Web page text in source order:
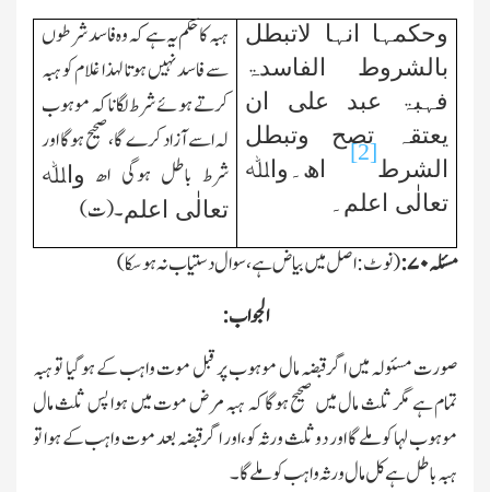
وحکمہا انہا لاتبطل
بالشروط الفاسدۃ
فہبۃ عبد علی ان
یعتقہ تصح وتبطل
الشرط
[2]
اھ۔واﷲ
تعالٰی اعلم۔
ہبہ کا حکم یہ ہے کہ وہ فاسد شرطوں
سے فاسد نہیں ہوتا لہذا غلام کو ہبہ
کرتے ہوئے شرط لگانا کہ موہوب
لہ اسے آزاد کرے گا،صحیحہوگا اور
شرط باطل ہوگی اھ واﷲ
تعالٰی اعلم۔ (ت)
مسئلہ۷۰:(نوٹ:اصل میں بیاض ہے،سوال دستیاب نہ ہوسکا)
الجواب:
صورت مسئولہ میں اگر قبضہ مال موہوب پر قبل موت واہب کے ہوگیا تو ہبہ
تمام ہے مگر ثلث مال میں صحیح ہوگا کہ ہبہ مرض موت میں ہوا پس ثلث مال
موہوب لہا کو ملے گا اور دو ثلث ورثہ کو،اور اگر قبضہ بعد موت واہب کے ہوا تو
ہبہ باطل ہے کل مال ورثہ واہب کو ملے گا۔